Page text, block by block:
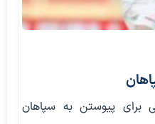
برای پیوستن به سپاهان